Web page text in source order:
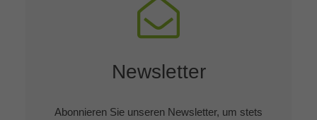
Newsletter
Abonnieren Sie unseren Newsletter, um stets